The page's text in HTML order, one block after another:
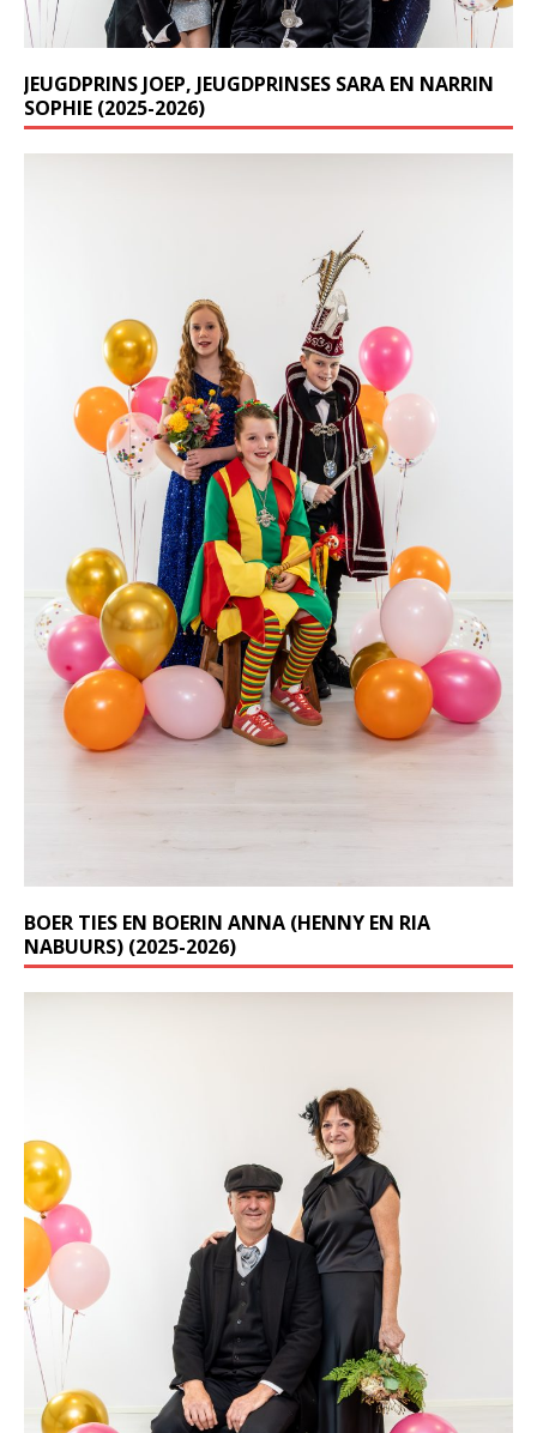
JEUGDPRINS JOEP, JEUGDPRINSES SARA EN NARRIN
SOPHIE (2025-2026)
BOER TIES EN BOERIN ANNA (HENNY EN RIA
NABUURS) (2025-2026)